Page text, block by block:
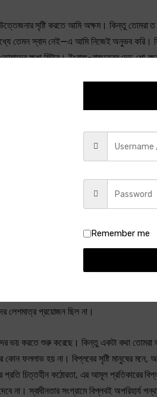
সৃষ্টি করতে আমি অক্ষম। কিন্তু তোমরা
স্বাদ নেই—এ আমি নিজেই অনুভব করি।
ক্ষুধা মিটবে। ইংরাজ-রাজত্বের দেড় শো
বিনাবিচারে আটক করেছ,—চা-
প্রমাণিত করতে হয় যে, ইংরেজ-শাসনপ্রণালী
প্রয়োজন নেই তা আমি বলিনে, বরঞ্চ বোধ করি
করার দায়িত্ব যুব-সমিতির নেই। তাদের
স্বরাজ প্রতিষ্ঠা করবে কি না, সে তারাই জানে,
পাওয়া যায় না,—এর মূল্য দিতে হয়। কিন্তু কোথায়
মুক্ত করার দিন এসেছে। কোনক্রমেই আর
না জেনেও যেন জানা যায় সর্বনাশ অত্যন্ত নিকটে
করে যেন তারা নিঃসংশয়ে বুঝে নিয়েছে—এদেশে এ
বয়েছে। তোমরাই ত! শুধু এদেশেই কি তার
পড়ে দেখ। তরুণ-শক্তি নিজের মৃত্যু দিয়ে
লেশমাত্র প্রয়োজন ছিল না।
ভয় করতে শুরু করেছে। কিন্তু একটা কথা
ফললাভ হয় না। বিপ্লবের সৃষ্টি মানুষের মনে,
প্রতি চিত্তহীন কঠোরতা, এর আমূল প্রতিকারের
না। স্বাধীনতার সংগ্রামে বিপ্লবই অপরিহার্য
Remember me